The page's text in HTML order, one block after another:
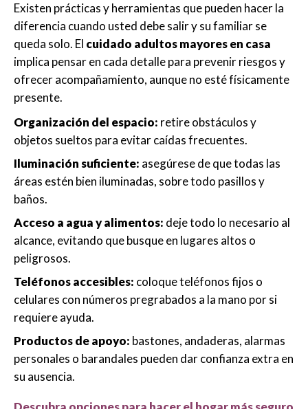
Existen prácticas y herramientas que pueden hacer la
diferencia cuando usted debe salir y su familiar se
queda solo. El cuidado adultos mayores en casa
implica pensar en cada detalle para prevenir riesgos y
ofrecer acompañamiento, aunque no esté físicamente
presente.
Organización del espacio: retire obstáculos y
objetos sueltos para evitar caídas frecuentes.
Iluminación suficiente: asegúrese de que todas las
áreas estén bien iluminadas, sobre todo pasillos y
baños.
Acceso a agua y alimentos: deje todo lo necesario al
alcance, evitando que busque en lugares altos o
peligrosos.
Teléfonos accesibles: coloque teléfonos fijos o
celulares con números pregrabados a la mano por si
requiere ayuda.
Productos de apoyo: bastones, andaderas, alarmas
personales o barandales pueden dar confianza extra en
su ausencia.